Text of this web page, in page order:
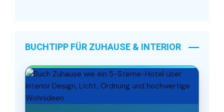
BUCHTIPP FÜR ZUHAUSE & INTERIOR